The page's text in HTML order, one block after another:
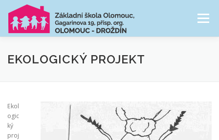
Přeskočit
obsah
Menu
NAŠE ŠKOLA ŠKOLNÍ DRUŽINA
EKOLOGICKÝ PROJEKT
Ekol
ogic
ký
proj